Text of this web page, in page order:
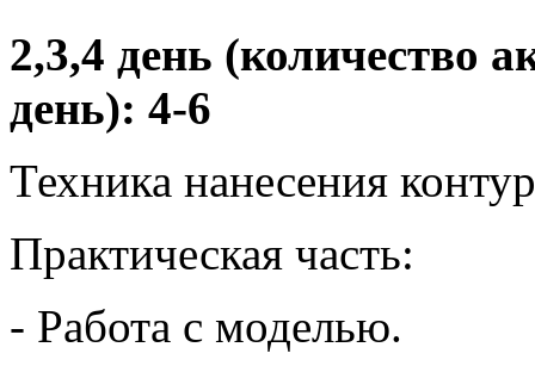
2,3,4 день (количество
день): 4-6
Техника нанесения
Практическая часть:
- Работа с моделью.